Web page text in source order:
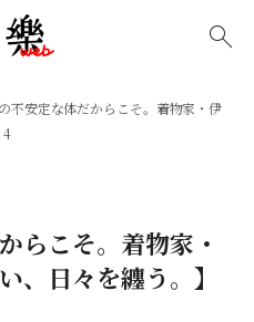
不安定な体だからこそ。着物家・伊
4
らこそ。着物家・
、日々を纏う。】